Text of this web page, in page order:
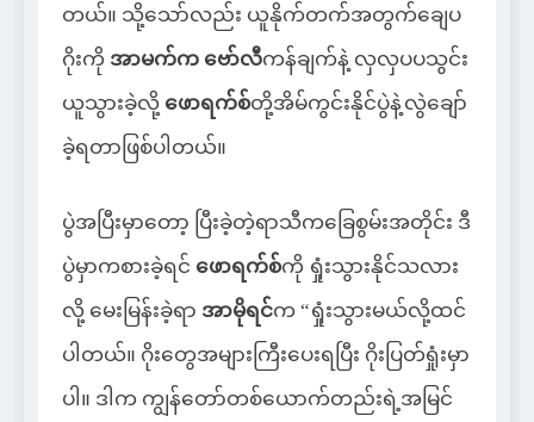
တယ်။ သို့သော်လည်း ယူနိုက်တက်အတွက်ချေပ
ဂိုးကို အာမက်က ဗော်လီကန်ချက်နဲ့ လှလှပပသွင်း
ယူသွားခဲ့လို့ ဖောရက်စ်တို့အိမ်ကွင်းနိုင်ပွဲနဲ့လွဲချော်
ခဲ့ရတာဖြစ်ပါတယ်။
ပွဲအပြီးမှာတော့ ပြီးခဲ့တဲ့ရာသီကခြေစွမ်းအတိုင်း ဒီ
ပွဲမှာကစားခဲ့ရင် ဖောရက်စ်ကို ရှုံးသွားနိုင်သလား
လို့ မေးမြန်းခဲ့ရာ အာမိုရင်က “ရှုံးသွားမယ်လို့ထင်
ပါတယ်။ ဂိုးတွေအများကြီးပေးရပြီး ဂိုးပြတ်ရှုံးမှာ
ပါ။ ဒါက ကျွန်တော်တစ်ယောက်တည်းရဲ့အမြင်